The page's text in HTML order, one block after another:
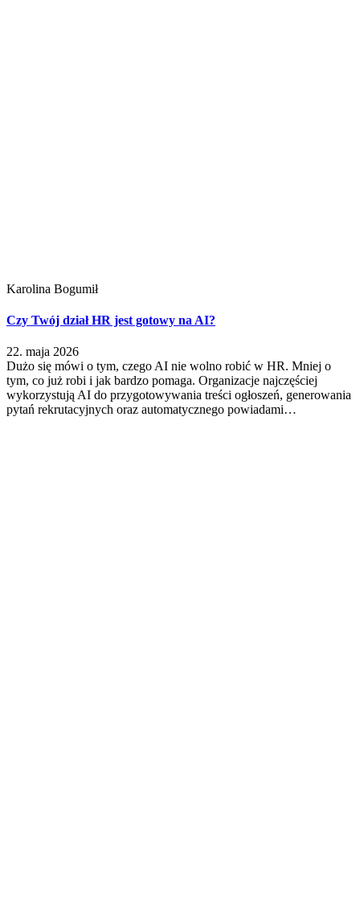
Karolina Bogumił
Czy Twój dział HR jest gotowy na AI?
22. maja 2026
Dużo się mówi o tym, czego AI nie wolno robić w HR. Mniej o
tym, co już robi i jak bardzo pomaga. Organizacje najczęściej
wykorzystują AI do przygotowywania treści ogłoszeń, generowania
pytań rekrutacyjnych oraz automatycznego powiadami…